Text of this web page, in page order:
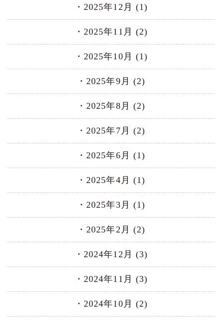
2025年12月 (1)
2025年11月 (2)
2025年10月 (1)
2025年9月 (2)
2025年8月 (2)
2025年7月 (2)
2025年6月 (1)
2025年4月 (1)
2025年3月 (1)
2025年2月 (2)
2024年12月 (3)
2024年11月 (3)
2024年10月 (2)